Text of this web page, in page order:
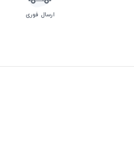
ارسال فوری